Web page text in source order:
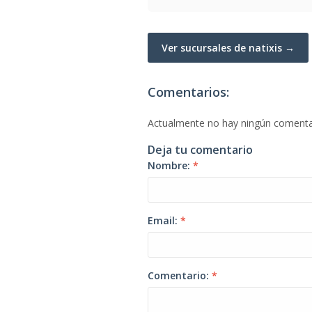
Ver sucursales de natixis →
Comentarios:
Actualmente no hay ningún
Deja tu comentario
Nombre: *
Email: *
Comentario: *